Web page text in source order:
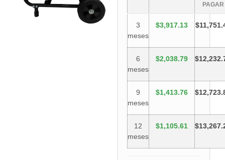
PAGAR
3
meses
$3,917.13
6
meses
$2,038.79
9
meses
$1,413.76
12
meses
$1,105.61